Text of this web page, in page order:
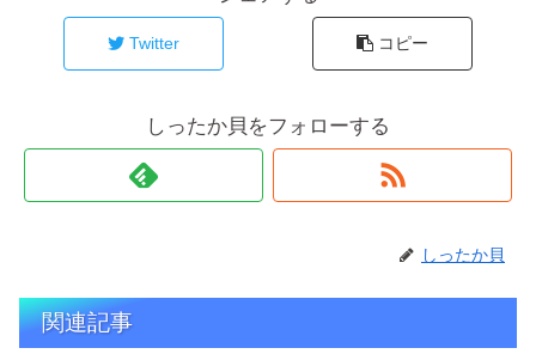
Twitter コピー
しったか貝をフォローする
しったか貝
関連記事